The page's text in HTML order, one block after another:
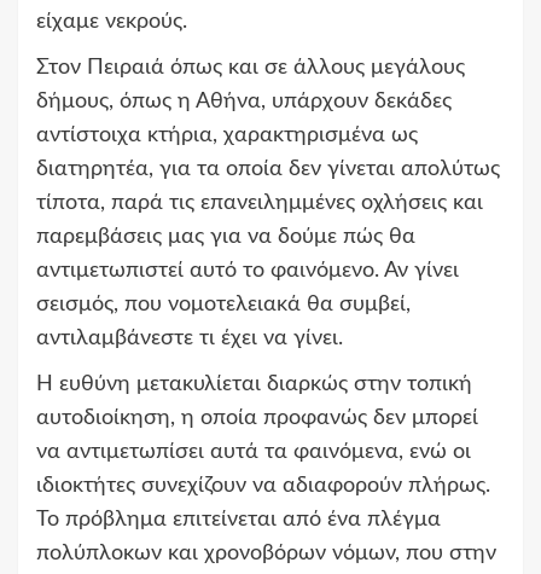
είχαμε νεκρούς.
Στον Πειραιά όπως και σε άλλους μεγάλους
δήμους, όπως η Αθήνα, υπάρχουν δεκάδες
αντίστοιχα κτήρια, χαρακτηρισμένα ως
διατηρητέα, για τα οποία δεν γίνεται απολύτως
τίποτα, παρά τις επανειλημμένες οχλήσεις και
παρεμβάσεις μας για να δούμε πώς θα
αντιμετωπιστεί αυτό το φαινόμενο. Αν γίνει
σεισμός, που νομοτελειακά θα συμβεί,
αντιλαμβάνεστε τι έχει να γίνει.
Η ευθύνη μετακυλίεται διαρκώς στην τοπική
αυτοδιοίκηση, η οποία προφανώς δεν μπορεί
να αντιμετωπίσει αυτά τα φαινόμενα, ενώ οι
ιδιοκτήτες συνεχίζουν να αδιαφορούν πλήρως.
Το πρόβλημα επιτείνεται από ένα πλέγμα
πολύπλοκων και χρονοβόρων νόμων, που στην